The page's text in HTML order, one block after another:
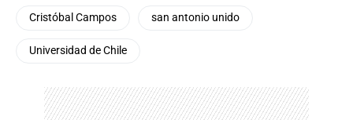
Cristóbal Campos san antonio unido
Universidad de Chile